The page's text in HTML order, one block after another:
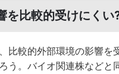
を比較的受けにくい
比較的外部環境の影響を
う。バイオ関連株などと